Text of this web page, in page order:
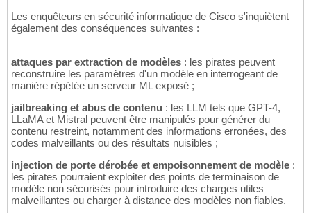
Les enquêteurs en sécurité informatique de Cisco s'inquiètent
également des conséquences suivantes :
attaques par extraction de modèles : les pirates peuvent
reconstruire les paramètres d'un modèle en interrogeant de
manière répétée un serveur ML exposé ;
jailbreaking et abus de contenu : les LLM tels que GPT-4,
LLaMA et Mistral peuvent être manipulés pour générer du
contenu restreint, notamment des informations erronées, des
codes malveillants ou des résultats nuisibles ;
injection de porte dérobée et empoisonnement de modèle :
les pirates pourraient exploiter des points de terminaison de
modèle non sécurisés pour introduire des charges utiles
malveillantes ou charger à distance des modèles non fiables.